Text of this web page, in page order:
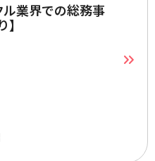
業界での総務事